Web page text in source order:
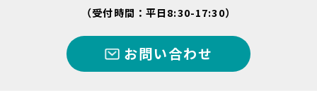
（受付時間：平日8:30-17:30）
お問い合わせ